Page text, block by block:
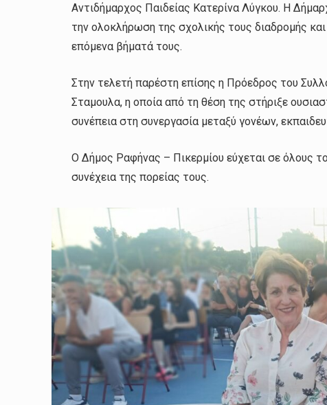
Αντιδήμαρχος Παιδείας Κατερίνα Λύγκου. Η
την ολοκλήρωση της σχολικής τους διαδρομής
επόμενα βήματά τους.
Στην τελετή παρέστη επίσης η Πρόεδρος του
Σταμουλα, η οποία από τη θέση της στήριξε
συνέπεια στη συνεργασία μεταξύ γονέων,
Ο Δήμος Ραφήνας – Πικερμίου εύχεται σε όλους
συνέχεια της πορείας τους.